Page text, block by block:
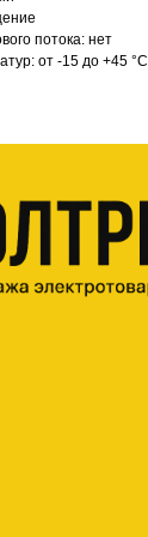
потока: нет
от -15 до +45 °С